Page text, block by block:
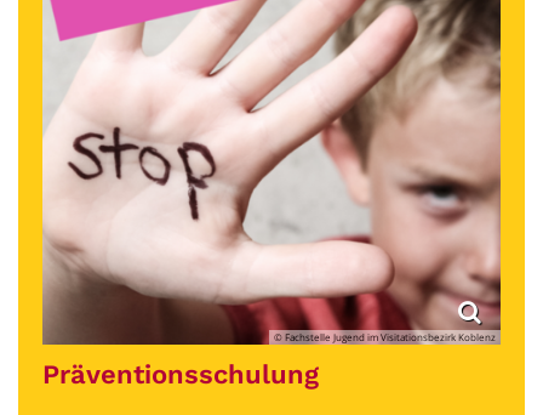
© Fachstelle Jugend im Visitationsbezirk Koblenz
Präventionsschulung